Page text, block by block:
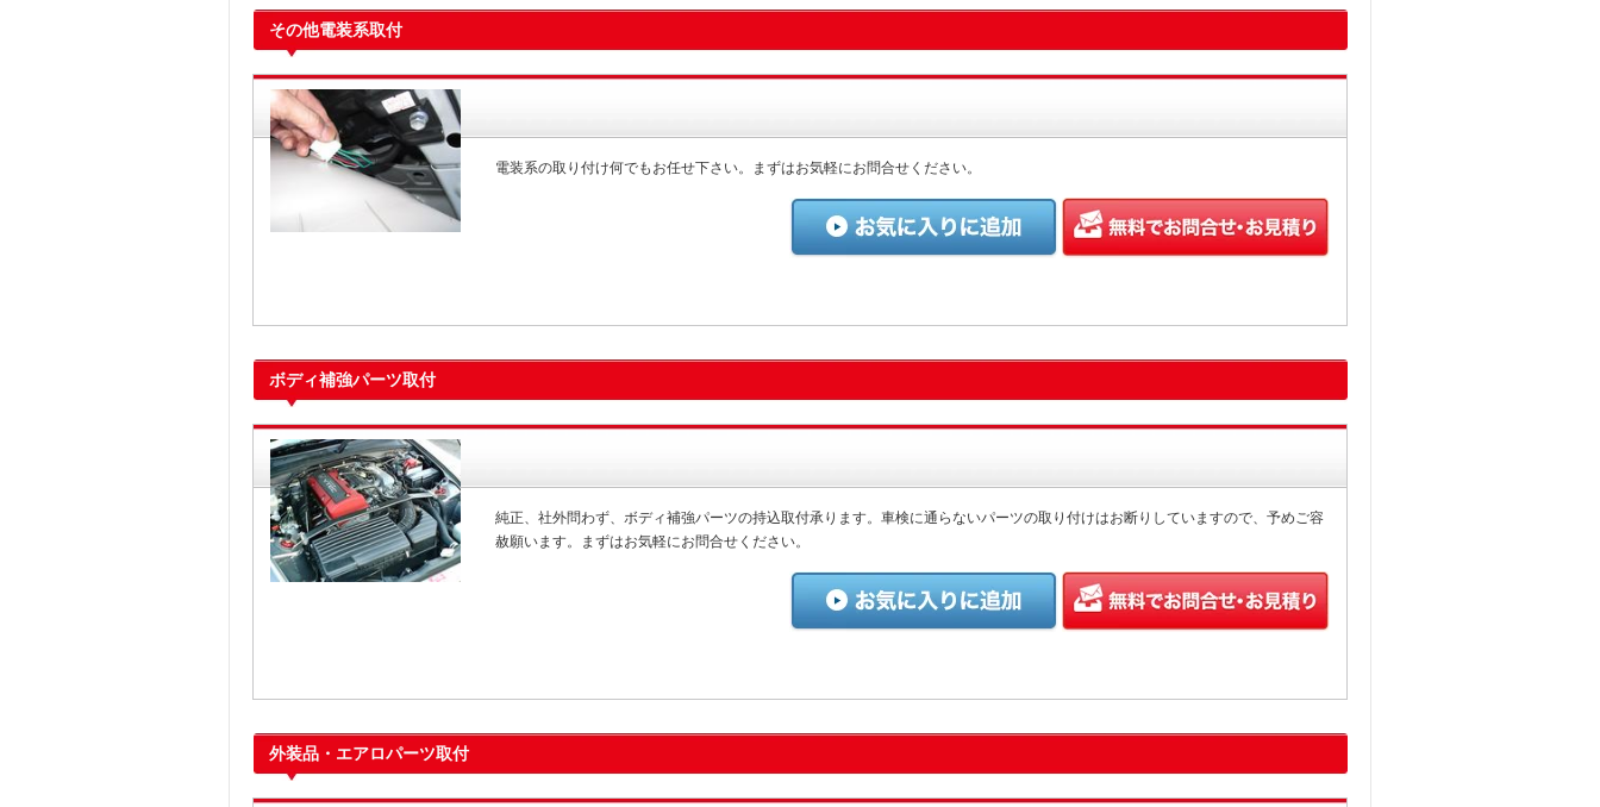
その他電装系取付
電装系の取り付け何でもお任せ下さい。まずはお気軽にお問合せください。
ボディ補強パーツ取付
純正、社外問わず、ボディ補強パーツの持込取付承ります。車検に通らないパーツの取り付けはお断りしていますので、予めご容
赦願います。まずはお気軽にお問合せください。
外装品・エアロパーツ取付